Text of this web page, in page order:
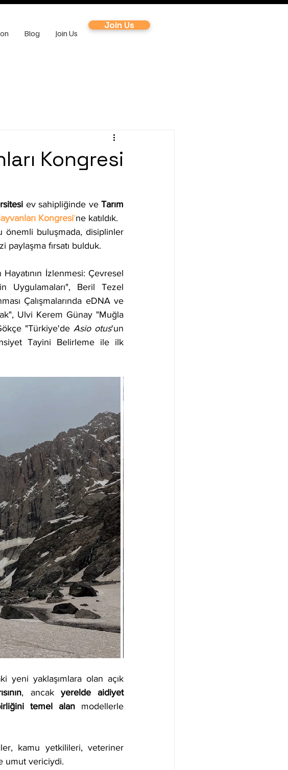
Blog Join Us
Join Us
Kongresi
ev sahipliğinde ve Tarım
Kongresi’ne katıldık.
önemli buluşmada, disiplinler
paylaşma fırsatı bulduk.
İzlenmesi: Çevresel
Uygulamaları", Beril Tezel
Çalışmalarında eDNA ve
Ulvi Kerem Günay "Muğla
"Türkiye'de Asio otus'un
Tayini Belirleme ile ilk
, ancak yerelde aidiyet
temel alan modellerle
kamu yetkilileri, veteriner
umut vericiydi.